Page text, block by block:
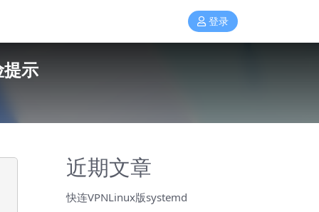
登录
示
近期文章
快连VPNLinux版systemd